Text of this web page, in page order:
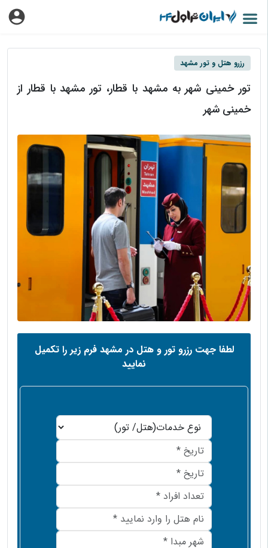
رزرو هتل و تور مشهد
تور خمینی شهر به مشهد با قطار، تور مشهد با قطار از
خمینی شهر
لطفا جهت رزرو تور و هتل در مشهد فرم زیر را تکمیل
نمایید